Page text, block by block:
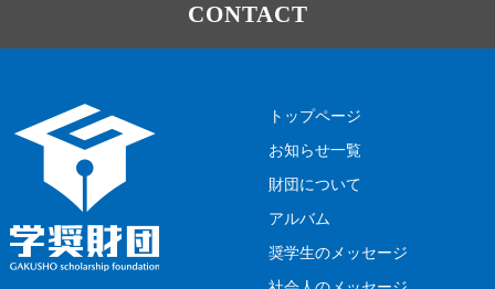
CONTACT
トップページ
お知らせ一覧
財団について
アルバム
奨学生のメッセージ